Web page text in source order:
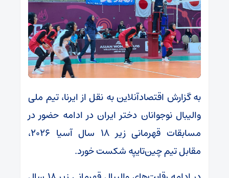
به گزارش اقتصادآنلاین به نقل از ایرنا، تیم ملی
والیبال نوجوانان دختر ایران در ادامه حضور در
مسابقات قهرمانی زیر ۱۸ سال آسیا ۲۰۲۶،
مقابل تیم چین‌تایپه شکست خورد.